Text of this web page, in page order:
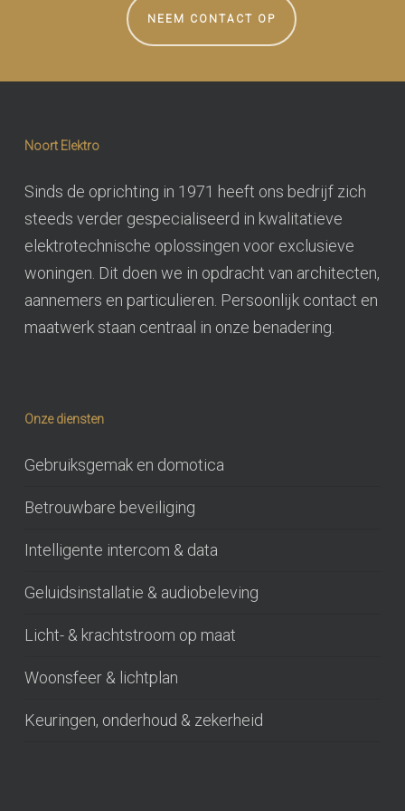
NEEM CONTACT OP
Noort Elektro
Sinds de oprichting in 1971 heeft ons bedrijf zich
steeds verder gespecialiseerd in kwalitatieve
elektrotechnische oplossingen voor exclusieve
woningen. Dit doen we in opdracht van architecten,
aannemers en particulieren. Persoonlijk contact en
maatwerk staan centraal in onze benadering.
Onze diensten
Gebruiksgemak en domotica
Betrouwbare beveiliging
Intelligente intercom & data
Geluidsinstallatie & audiobeleving
Licht- & krachtstroom op maat
Woonsfeer & lichtplan
Keuringen, onderhoud & zekerheid